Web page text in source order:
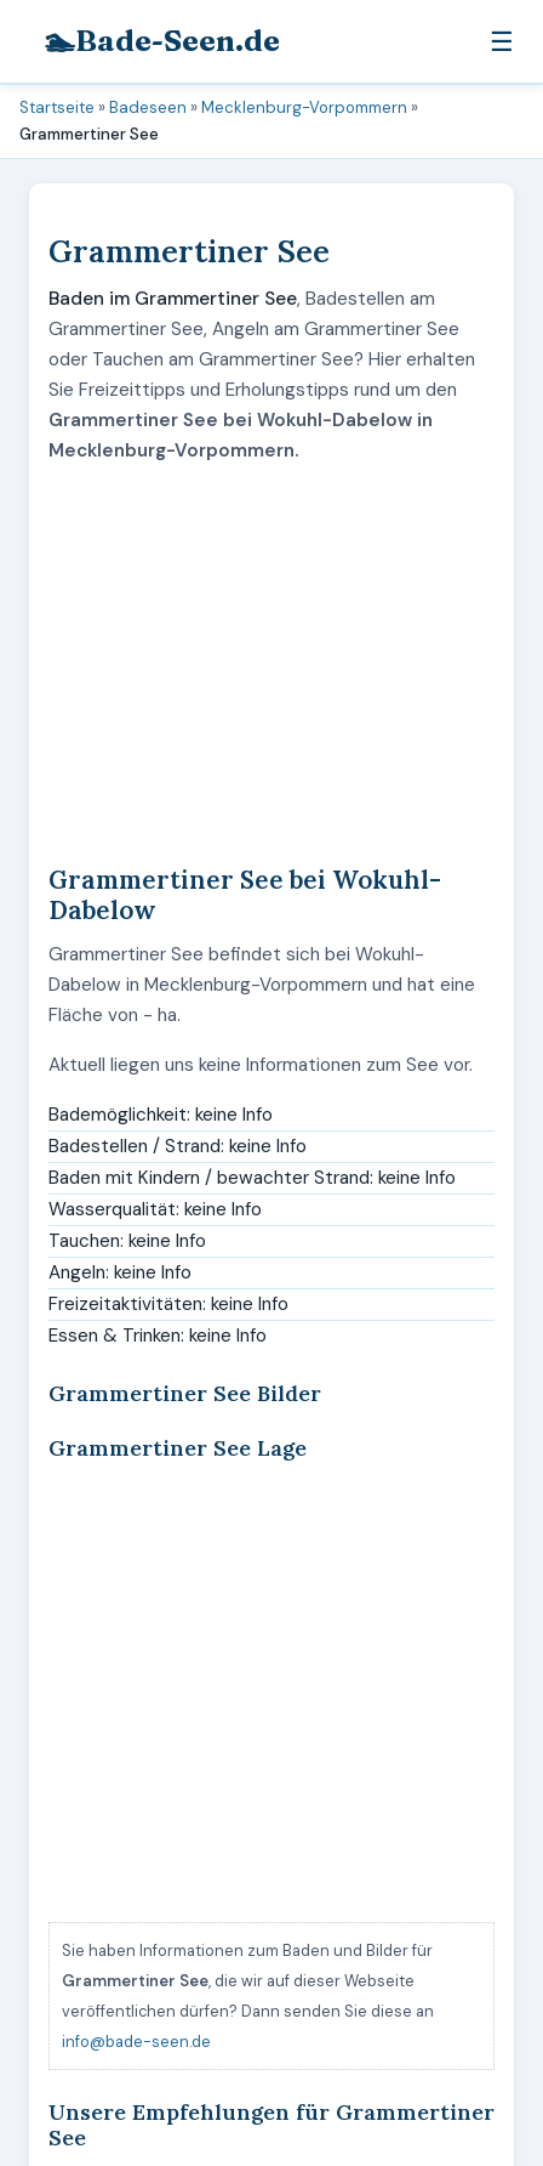
🏊Bade-Seen.de ☰
Startseite »Badeseen »Mecklenburg-Vorpommern »
Grammertiner See
Grammertiner See
Baden im Grammertiner See, Badestellen am
Grammertiner See, Angeln am Grammertiner See
oder Tauchen am Grammertiner See? Hier erhalten
Sie Freizeittipps und Erholungstipps rund um den
Grammertiner See bei Wokuhl-Dabelow in
Mecklenburg-Vorpommern.
Grammertiner See bei Wokuhl-
Dabelow
Grammertiner See befindet sich bei Wokuhl-
Dabelow in Mecklenburg-Vorpommern und hat eine
Fläche von - ha.
Aktuell liegen uns keine Informationen zum See vor.
Bademöglichkeit: keine Info
Badestellen / Strand: keine Info
Baden mit Kindern / bewachter Strand: keine Info
Wasserqualität: keine Info
Tauchen: keine Info
Angeln: keine Info
Freizeitaktivitäten: keine Info
Essen & Trinken: keine Info
Grammertiner See Bilder
Grammertiner See Lage
Sie haben Informationen zum Baden und Bilder für
Grammertiner See, die wir auf dieser Webseite
veröffentlichen dürfen? Dann senden Sie diese an
info@bade-seen.de
Unsere Empfehlungen für Grammertiner
See